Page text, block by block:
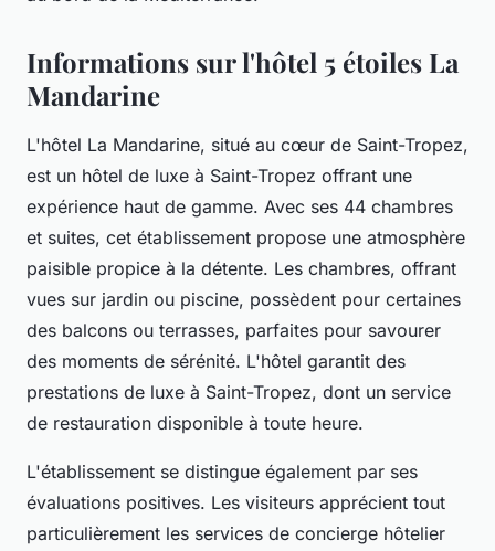
Informations sur l'hôtel 5 étoiles La
Mandarine
L'hôtel La Mandarine, situé au cœur de Saint-Tropez,
est un hôtel de luxe à Saint-Tropez offrant une
expérience haut de gamme. Avec ses 44 chambres
et suites, cet établissement propose une atmosphère
paisible propice à la détente. Les chambres, offrant
vues sur jardin ou piscine, possèdent pour certaines
des balcons ou terrasses, parfaites pour savourer
des moments de sérénité. L'hôtel garantit des
prestations de luxe à Saint-Tropez, dont un service
de restauration disponible à toute heure.
L'établissement se distingue également par ses
évaluations positives. Les visiteurs apprécient tout
particulièrement les services de concierge hôtelier